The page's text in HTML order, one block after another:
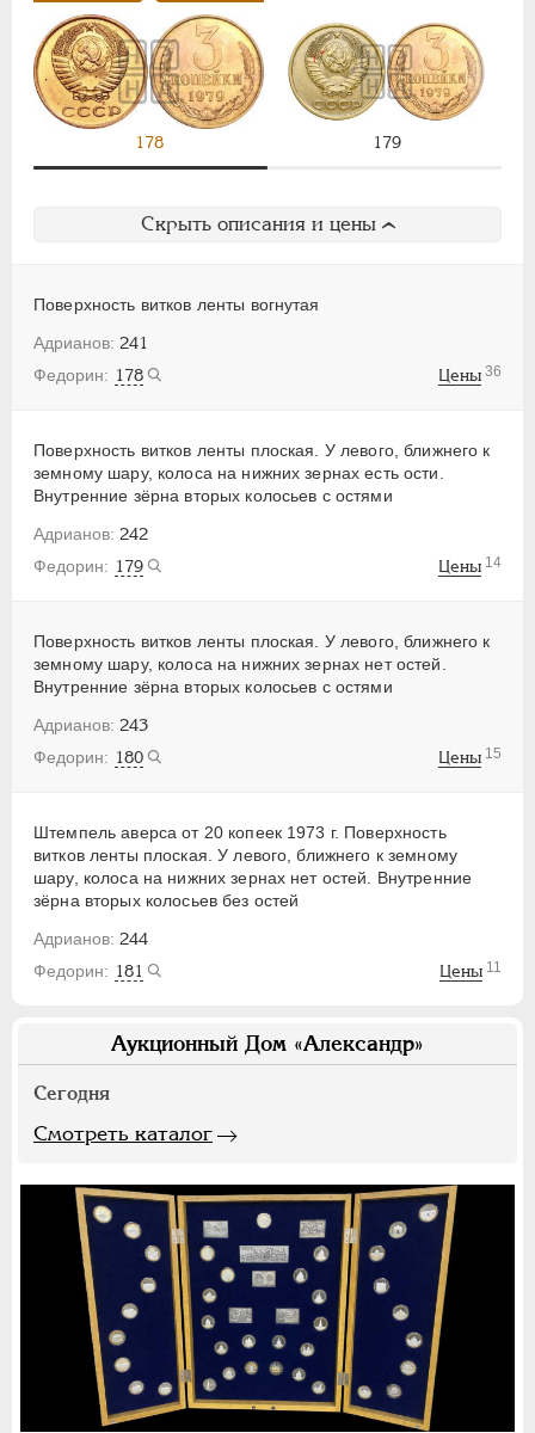
178 179
Скрыть описания и цены
Поверхность витков ленты вогнутая
241
178
Цены 36
Поверхность витков ленты плоская. У левого, ближнего к
земному шару, колоса на нижних зернах есть ости.
Внутренние зёрна вторых колосьев с остями
242
179
Цены 14
Поверхность витков ленты плоская. У левого, ближнего к
земному шару, колоса на нижних зернах нет остей.
Внутренние зёрна вторых колосьев с остями
243
180
Цены 15
Штемпель аверса от 20 копеек 1973 г. Поверхность
витков ленты плоская. У левого, ближнего к земному
шару, колоса на нижних зернах нет остей. Внутренние
зёрна вторых колосьев без остей
244
181
Цены 11
Аукционный Дом «Александр»
Сегодня
Смотреть каталог